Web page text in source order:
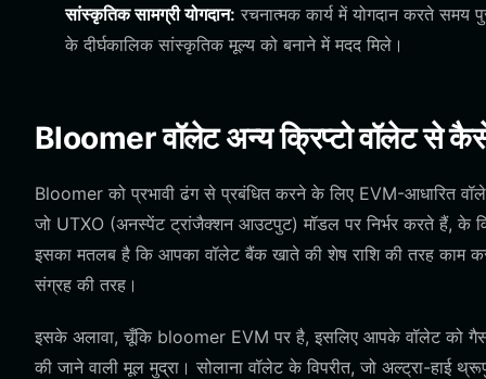
सांस्कृतिक सामग्री योगदान: रचनात्मक कार्य में योगदान करते
के दीर्घकालिक सांस्कृतिक मूल्य को बनाने में मदद मिले।
Bloomer वॉलेट अन्य क्रिप्टो वॉलेट से
Bloomer को प्रभावी ढंग से प्रबंधित करने के लिए EVM-आधारित
जो UTXO (अनस्पेंट ट्रांजैक्शन आउटपुट) मॉडल पर निर्भर करते हैं, के
इसका मतलब है कि आपका वॉलेट बैंक खाते की शेष राशि की तरह काम
संग्रह की तरह।
इसके अलावा, चूँकि bloomer EVM पर है, इसलिए आपके वॉलेट को
की जाने वाली मूल मुद्रा। सोलाना वॉलेट के विपरीत, जो अल्ट्रा-